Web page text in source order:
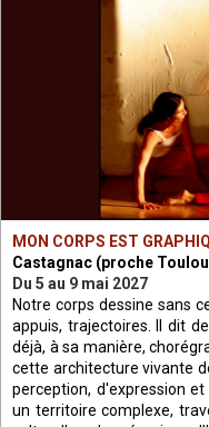
MON CORPS EST
Castagnac (proche
Du 5 au 9 mai 2027
Notre corps dessine sans
appuis, trajectoires. Il dit
déjà, à sa manière,
cette architecture vivante
perception, d'expression
un territoire complexe,